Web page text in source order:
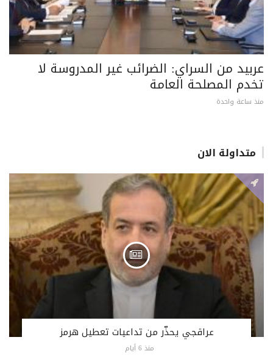
عربيد من السراي: الضرائب غير المدروسة لا
تخدم المصلحة العامة
منذ ساعة واحدة
متداولة الان
عراقجي يحذّر من تداعيات تعطيل هرمز
منذ 6 أيام